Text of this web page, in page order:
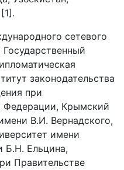
сетевого
законодательства
при
Федерации, Крымский
В.И. Вернадского,
имени
Б.Н. Ельцина,
Правительстве